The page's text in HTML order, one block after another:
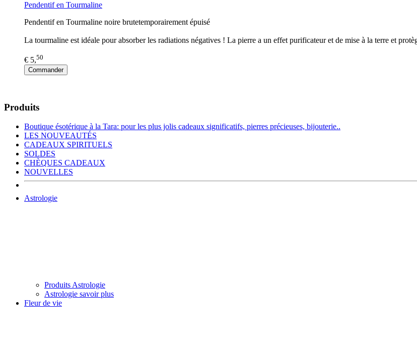
Pendentif en Tourmaline
Pendentif en Tourmaline noire brutetemporairement épuisé
La tourmaline est idéale pour absorber les radiations négatives ! La pierre a un effet purificateur et de mise à la terre et
€ 5,50
Commander
Produits
Boutique ésotérique à la Tara: pour les plus jolis cadeaux significatifs, pierres précieuses, bijouterie..
LES NOUVEAUTÉS
CADEAUX SPIRITUELS
SOLDES
CHÈQUES CADEAUX
NOUVELLES
Astrologie
Produits Astrologie
Astrologie savoir plus
Fleur de vie